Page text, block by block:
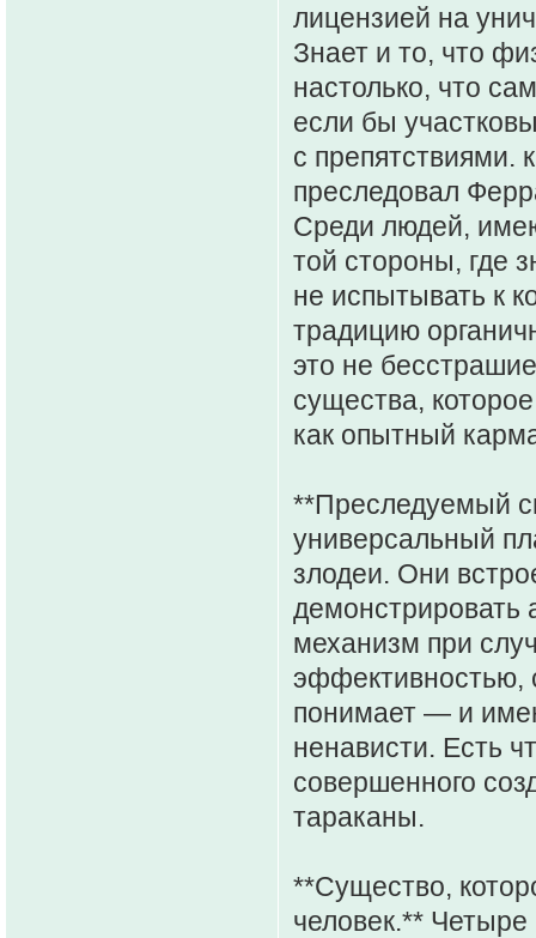
лицензией на
Знает и то, что
настолько, что
если бы
с препятствиями.
преследовал
Среди людей,
той стороны, где
не испытывать к
традицию
это не
существа,
как опытный
**Преследуемый
универсальный
злодеи. Они
демонстрировать
механизм при
эффективностью,
понимает — и
ненависти. Есть
совершенного
тараканы.
**Существо,
человек.**